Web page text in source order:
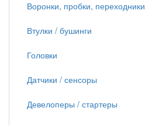
Воронки, пробки, переходники
Втулки / бушинги
Головки
Датчики / сенсоры
Девелоперы / стартеры